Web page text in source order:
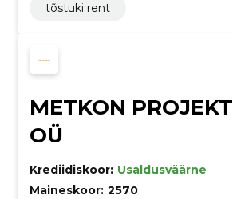
tõstuki rent
METKON PROJEKT
OÜ
Krediidiskoor: Usaldusväärne
Maineskoor: 2570